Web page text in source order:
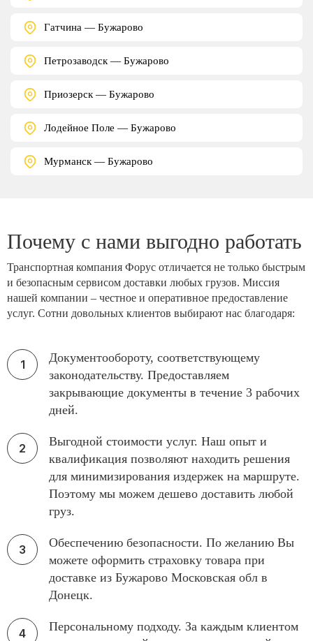
Гатчина — Бужарово
Петрозаводск — Бужарово
Приозерск — Бужарово
Лодейное Поле — Бужарово
Мурманск — Бужарово
Почему с нами выгодно работать
Транспортная компания Форус отличается не только быстрым
и безопасным сервисом доставки любых грузов. Миссия
нашей компании – честное и оперативное предоставление
услуг. Сотни довольных клиентов выбирают нас благодаря:
Документообороту, соответствующему
законодательству. Предоставляем
закрывающие документы в течение 3 рабочих
дней.
Выгодной стоимости услуг. Наш опыт и
квалификация позволяют находить решения
для минимизирования издержек на маршруте.
Поэтому мы можем дешево доставить любой
груз.
Обеспечению безопасности. По желанию Вы
можете оформить страховку товара при
доставке из Бужарово Московская обл в
Донецк.
Персональному подходу. За каждым клиентом